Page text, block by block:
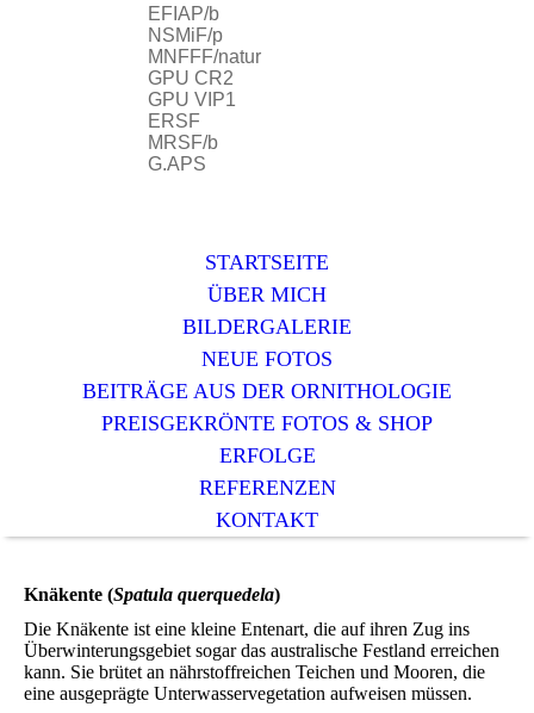
EFIAP/b
NSMiF/p
MNFFF/natur
GPU CR2
GPU VIP1
ERSF
MRSF/b
G.APS
STARTSEITE
ÜBER MICH
BILDERGALERIE
NEUE FOTOS
BEITRÄGE AUS DER ORNITHOLOGIE
PREISGEKRÖNTE FOTOS & SHOP
ERFOLGE
REFERENZEN
KONTAKT
Knäkente (Spatula querquedela)
Die Knäkente ist eine kleine Entenart, die auf ihren Zug ins
Überwinterungsgebiet sogar das australische Festland erreichen
kann. Sie brütet an nährstoffreichen Teichen und Mooren, die
eine ausgeprägte Unterwasservegetation aufweisen müssen.